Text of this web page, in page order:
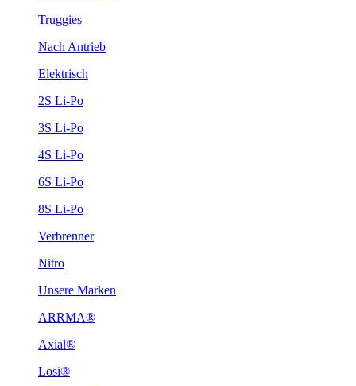
Truggies
Nach Antrieb
Elektrisch
2S Li-Po
3S Li-Po
4S Li-Po
6S Li-Po
8S Li-Po
Verbrenner
Nitro
Unsere Marken
ARRMA®
Axial®
Losi®